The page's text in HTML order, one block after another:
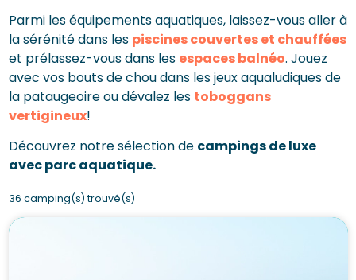
Parmi les équipements aquatiques, laissez-vous aller à
la sérénité dans les piscines couvertes et chauffées
et prélassez-vous dans les espaces balnéo. Jouez
avec vos bouts de chou dans les jeux aqualudiques de
la pataugeoire ou dévalez les toboggans
vertigineux!
Découvrez notre sélection de campings de luxe
avec parc aquatique.
36 camping(s) trouvé(s)